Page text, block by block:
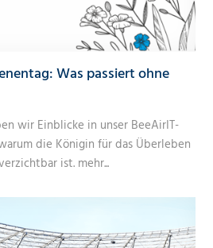
Was passiert ohne
wir Einblicke in unser BeeAirIT-
die Königin für das Überleben
ist. mehr...